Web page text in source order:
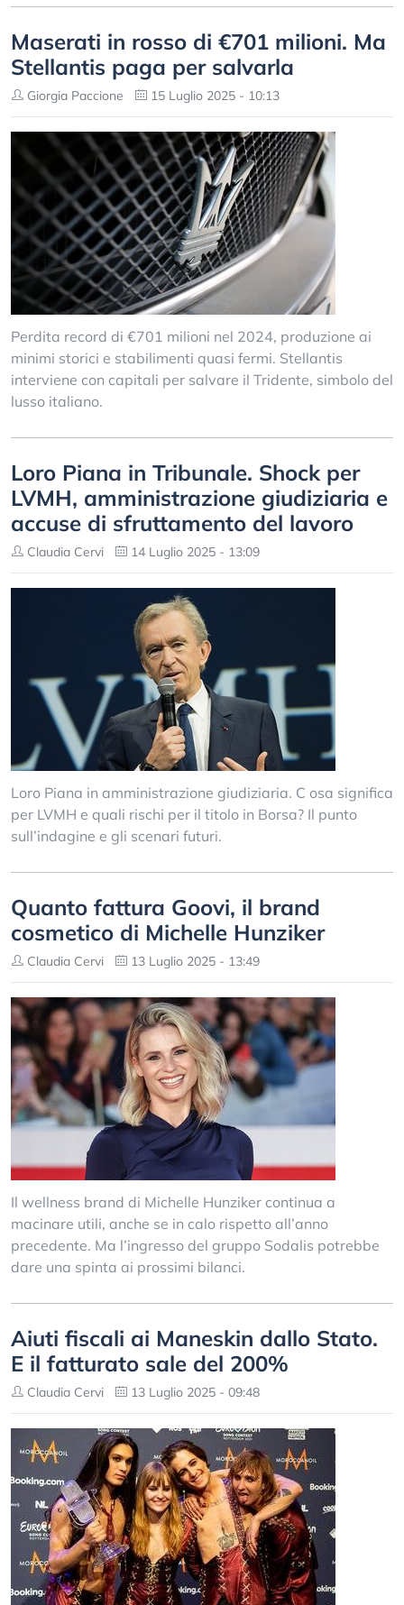
Maserati in rosso di €701 milioni. Ma
Stellantis paga per salvarla
Giorgia Paccione 15 Luglio 2025 - 10:13
Perdita record di €701 milioni nel 2024, produzione ai
minimi storici e stabilimenti quasi fermi. Stellantis
interviene con capitali per salvare il Tridente, simbolo del
lusso italiano.
Loro Piana in Tribunale. Shock per
LVMH, amministrazione giudiziaria e
accuse di sfruttamento del lavoro
Claudia Cervi 14 Luglio 2025 - 13:09
Loro Piana in amministrazione giudiziaria. C osa significa
per LVMH e quali rischi per il titolo in Borsa? Il punto
sull’indagine e gli scenari futuri.
Quanto fattura Goovi, il brand
cosmetico di Michelle Hunziker
Claudia Cervi 13 Luglio 2025 - 13:49
Il wellness brand di Michelle Hunziker continua a
macinare utili, anche se in calo rispetto all’anno
precedente. Ma l’ingresso del gruppo Sodalis potrebbe
dare una spinta ai prossimi bilanci.
Aiuti fiscali ai Maneskin dallo Stato.
E il fatturato sale del 200%
Claudia Cervi 13 Luglio 2025 - 09:48